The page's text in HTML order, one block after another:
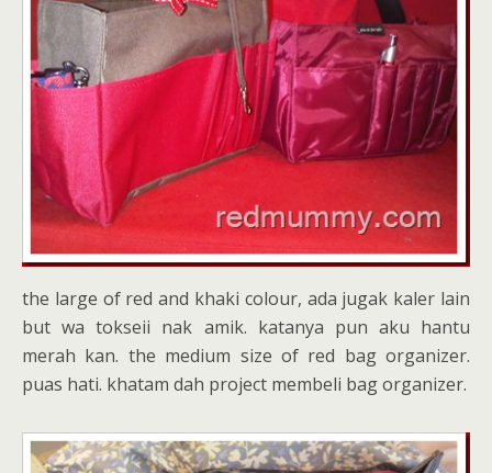
the large of red and khaki colour, ada jugak kaler lain
but wa tokseii nak amik. katanya pun aku hantu
merah kan. the medium size of red bag organizer.
puas hati. khatam dah project membeli bag organizer.